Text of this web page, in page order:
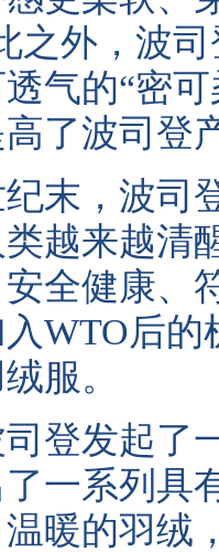
之外，波
气的“密
了波司登
，波司
越来越清
全健康、
WTO后
服。
发起了
了一系列
暖的羽绒